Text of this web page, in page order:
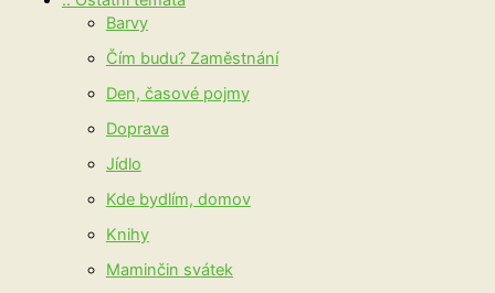
Barvy
Čím budu? Zaměstnání
Den, časové pojmy
Doprava
Jídlo
Kde bydlím, domov
Knihy
Maminčin svátek